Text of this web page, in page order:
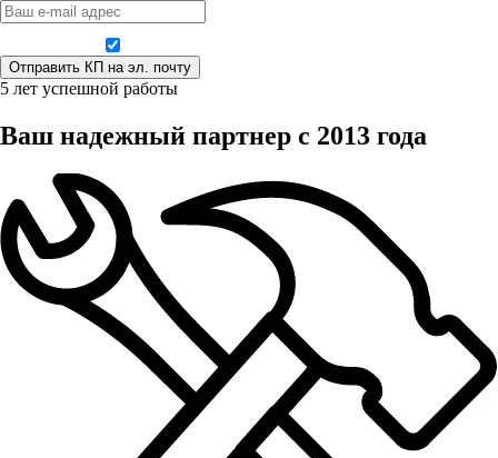
5 лет успешной работы
Ваш надежный партнер с 2013 года